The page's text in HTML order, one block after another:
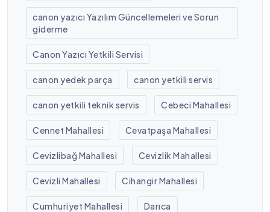
canon yazıcı Yazılım Güncellemeleri ve Sorun
giderme
Canon Yazıcı Yetkili Servisi
canon yedek parça canon yetkili servis
canon yetkili teknik servis Cebeci Mahallesi
Cennet Mahallesi Cevatpaşa Mahallesi
Cevizlibağ Mahallesi Cevizlik Mahallesi
Cevizli Mahallesi Cihangir Mahallesi
Cumhuriyet Mahallesi Darıca